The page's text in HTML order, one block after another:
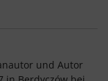
und Autor